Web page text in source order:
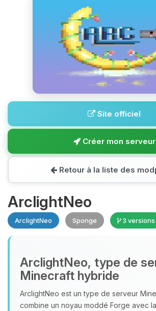
Site officiel
Créer mon serveur
Retour à la liste des
ArclightNeo
ArclightNeo Sponge 3 versions
ArclightNeo, type de
Minecraft hybride
ArclightNeo est un type de serveur
combine un noyau moddé Forge avec
Youpi, enfin quelqu’un pour
parler ! Moi c’est Choupy,
assistant BoxToPlay. Dis-moi
tu as besoin et je vais
petits circuits pour t’aider.